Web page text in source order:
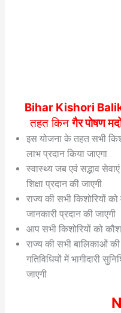
Bihar Kishori
तहत किनगैर पोषण
इस योजना के तहत सभी
लाभ प्रदान किया जाएगा
स्वास्थ्य जब एवं सद्भाव
शिक्षा प्रदान की जाएगी
राज्य की सभी किशोरियों
जानकारी प्रदान की जाएगी
आप सभी किशोरियों को
राज्य की सभी बालिकाओं की
गतिविधियों में भागीदारी
जाएगी